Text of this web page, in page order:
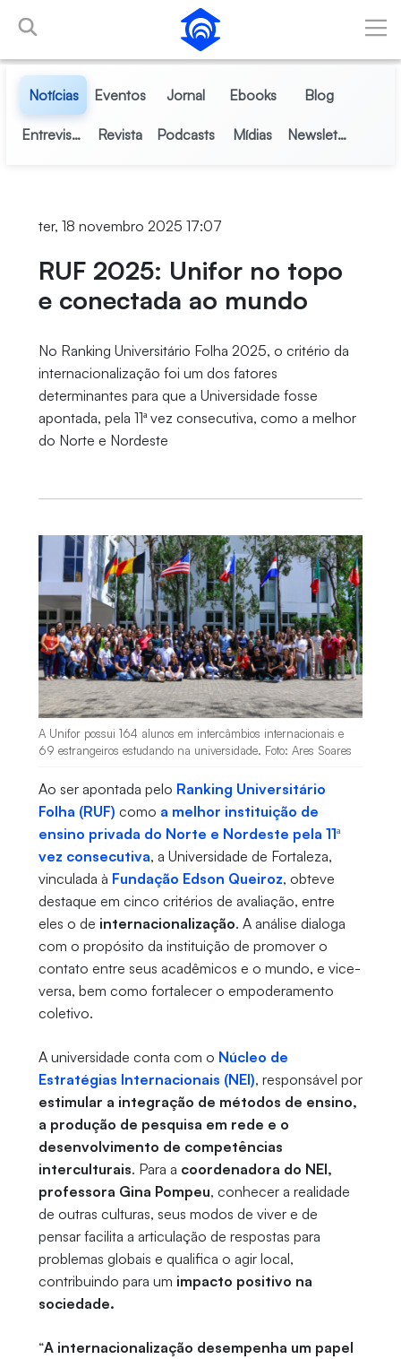
Pular para o Conteúdo principal
Notícias Eventos Jornal Ebooks Blog
Entrevistas Revista Podcasts Mídias Newsletter
ter, 18 novembro 2025 17:07
RUF 2025: Unifor no topo
e conectada ao mundo
No Ranking Universitário Folha 2025, o critério da
internacionalização foi um dos fatores
determinantes para que a Universidade fosse
apontada, pela 11ª vez consecutiva, como a melhor
do Norte e Nordeste
A Unifor possui 164 alunos em intercâmbios internacionais e
69 estrangeiros estudando na universidade. Foto: Ares Soares
Ao ser apontada pelo Ranking Universitário
Folha (RUF) como a melhor instituição de
ensino privada do Norte e Nordeste pela 11ª
vez consecutiva, a Universidade de Fortaleza,
vinculada à Fundação Edson Queiroz, obteve
destaque em cinco critérios de avaliação, entre
eles o de internacionalização. A análise dialoga
com o propósito da instituição de promover o
contato entre seus acadêmicos e o mundo, e vice-
versa, bem como fortalecer o empoderamento
coletivo.
A universidade conta com o Núcleo de
Estratégias Internacionais (NEI), responsável por
estimular a integração de métodos de ensino,
a produção de pesquisa em rede e o
desenvolvimento de competências
interculturais. Para a coordenadora do NEI,
professora Gina Pompeu, conhecer a realidade
de outras culturas, seus modos de viver e de
pensar facilita a articulação de respostas para
problemas globais e qualifica o agir local,
contribuindo para um impacto positivo na
sociedade.
“A internacionalização desempenha um papel